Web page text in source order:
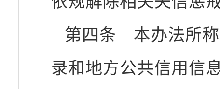
第四条 本办法所称
录和地方公共信用信